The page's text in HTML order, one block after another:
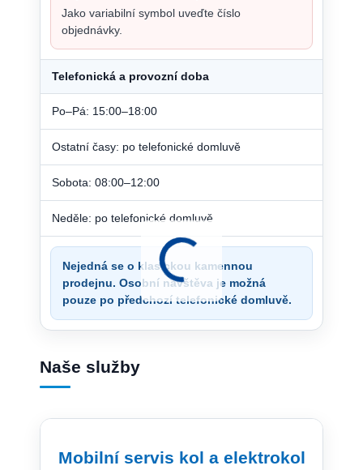
Jako variabilní symbol uveďte číslo
objednávky.
Telefonická a provozní doba
Po–Pá: 15:00–18:00
Ostatní časy: po telefonické domluvě
Sobota: 08:00–12:00
Neděle: po telefonické domluvě
Nejedná se o klasickou kamennou
prodejnu. Osobní návštěva je možná
pouze po předchozí telefonické domluvě.
Naše služby
Mobilní servis kol a elektrokol